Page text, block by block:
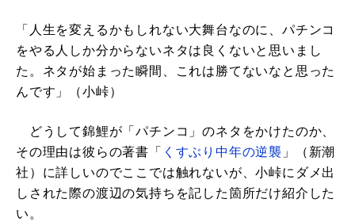
「人生を変えるかもしれない大舞台なのに、パチンコ
をやる人しか分からないネタは良くないと思いまし
た。ネタが始まった瞬間、これは勝てないなと思った
んです」（小峠）
どうして錦鯉が「パチンコ」のネタをかけたのか、
その理由は彼らの著書「
くすぶり中年の逆襲 」（新潮
社）に詳しいのでここでは触れないが、小峠にダメ出
しされた際の渡辺の気持ちを記した箇所だけ紹介した
い。